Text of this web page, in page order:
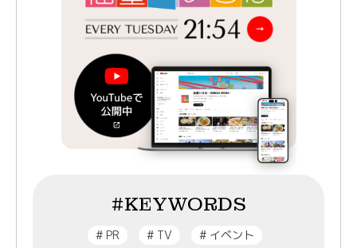
#KEYWORDS
#PR #TV #イベント